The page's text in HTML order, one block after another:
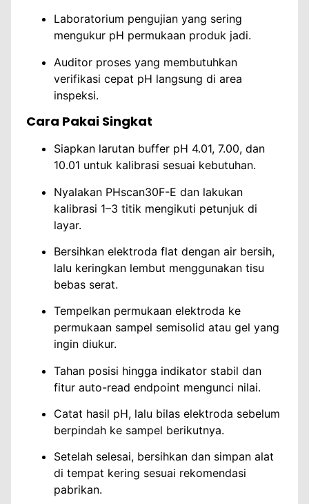
Laboratorium pengujian yang sering
mengukur pH permukaan produk jadi.
Auditor proses yang membutuhkan
verifikasi cepat pH langsung di area
inspeksi.
Cara Pakai Singkat
Siapkan larutan buffer pH 4.01, 7.00, dan
10.01 untuk kalibrasi sesuai kebutuhan.
Nyalakan PHscan30F-E dan lakukan
kalibrasi 1–3 titik mengikuti petunjuk di
layar.
Bersihkan elektroda flat dengan air bersih,
lalu keringkan lembut menggunakan tisu
bebas serat.
Tempelkan permukaan elektroda ke
permukaan sampel semisolid atau gel yang
ingin diukur.
Tahan posisi hingga indikator stabil dan
fitur auto-read endpoint mengunci nilai.
Catat hasil pH, lalu bilas elektroda sebelum
berpindah ke sampel berikutnya.
Setelah selesai, bersihkan dan simpan alat
di tempat kering sesuai rekomendasi
pabrikan.